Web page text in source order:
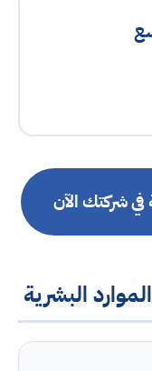
في شركتك الآن
البشرية